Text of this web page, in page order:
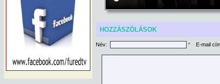
HOZZÁSZÓLÁSOK
Név: * E-mail